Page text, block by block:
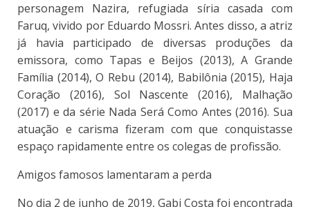
personagem Nazira, refugiada síria casada com
Faruq, vivido por Eduardo Mossri. Antes disso, a atriz
já havia participado de diversas produções da
emissora, como Tapas e Beijos (2013), A Grande
Família (2014), O Rebu (2014), Babilônia (2015), Haja
Coração (2016), Sol Nascente (2016), Malhação
(2017) e da série Nada Será Como Antes (2016). Sua
atuação e carisma fizeram com que conquistasse
espaço rapidamente entre os colegas de profissão.
Amigos famosos lamentaram a perda
No dia 2 de junho de 2019, Gabi Costa foi encontrada